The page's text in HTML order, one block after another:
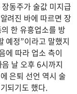
동주가 술값 미지급
려진 바에 따르면 장
한 유흥업소를 방
예정”이라고 말했지
에 따라 업소 측이
날 오후 6시까지
은퇴 선언 역시 술
되기도 했다.